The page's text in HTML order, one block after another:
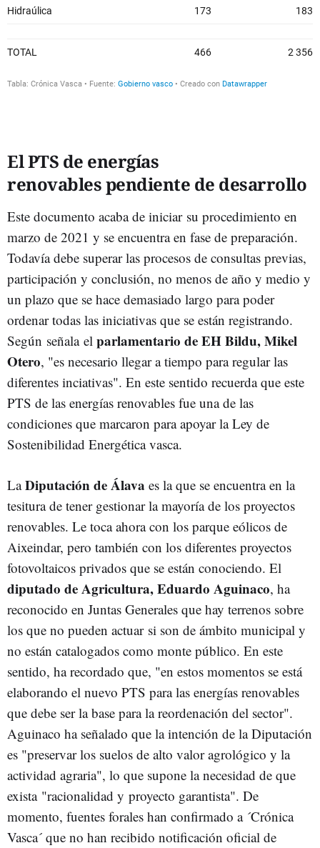
El PTS de energías
renovables pendiente de desarrollo
Este documento acaba de iniciar su procedimiento en
marzo de 2021 y se encuentra en fase de preparación.
Todavía debe superar las procesos de consultas previas,
participación y conclusión, no menos de año y medio y
un plazo que se hace demasiado largo para poder
ordenar todas las iniciativas que se están registrando.
Según señala el parlamentario de EH Bildu, Mikel
Otero, "es necesario llegar a tiempo para regular las
diferentes inciativas". En este sentido recuerda que este
PTS de las energías renovables fue una de las
condiciones que marcaron para apoyar la Ley de
Sostenibilidad Energética vasca.
LaDiputación de Álava es la que se encuentra en la
tesitura de tener gestionar la mayoría de los proyectos
renovables. Le toca ahora con los parque eólicos de
Aixeindar, pero también con los diferentes proyectos
fotovoltaicos privados que se están conociendo. El
diputado de Agricultura, Eduardo Aguinaco, ha
reconocido en Juntas Generales que hay terrenos sobre
los que no pueden actuar si son de ámbito municipal y
no están catalogados como monte público. En este
sentido, ha recordado que, "en estos momentos se está
elaborando el nuevo PTS para las energías renovables
que debe ser la base para la reordenación del sector".
Aguinaco ha señalado que la intención de la Diputación
es "preservar los suelos de alto valor agrológico y la
actividad agraria", lo que supone la necesidad de que
exista "racionalidad y proyecto garantista". De
momento, fuentes forales han confirmado a ´Crónica
Vasca´ que no han recibido notificación oficial de